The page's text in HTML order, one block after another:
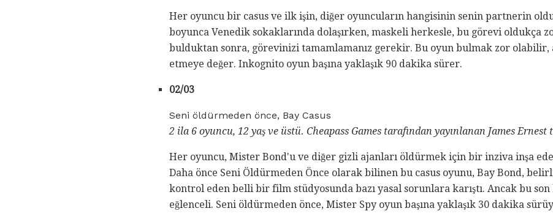
Her oyuncu bir casus ve ilk işin, diğer oyuncuların hangisinin senin partnerin
boyunca Venedik sokaklarında dolaşırken, maskeli herkesle, bu görevi oldukça
bulduktan sonra, görevinizi tamamlamanız gerekir. Bu oyun bulmak zor olabilir,
etmeye değer. Inkognito oyun başına yaklaşık 90 dakika sürer.
02/03
Seni öldürmeden önce, Bay Casus
2 ila 6 oyuncu, 12 yaş ve üstü. Cheapass Games tarafından yayınlanan James Ernest
Her oyuncu, Mister Bond'u ve diğer gizli ajanları öldürmek için bir inziva inşa
Daha önce Seni Öldürmeden Önce olarak bilinen bu casus oyunu, Bay Bond,
kontrol eden belli bir film stüdyosunda bazı yasal sorunlara karıştı. Ancak bu
eğlenceli. Seni öldürmeden önce, Mister Spy oyun başına yaklaşık 30 dakika